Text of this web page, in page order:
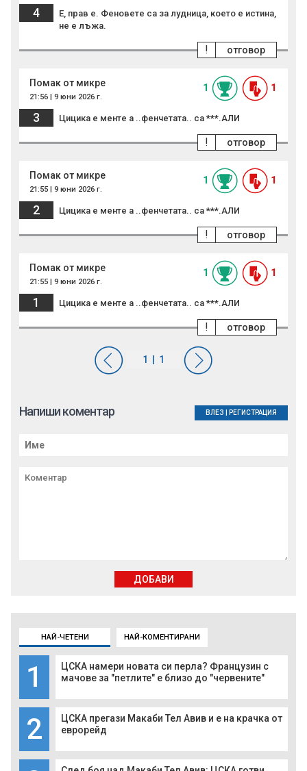
НАЙ-ЧЕТЕНИ НАЙ-КОМЕНТИРАНИ
1
ЦСКА намери новата си перла? Французин с
мачове за "петлите" е близо до "червените"
2
ЦСКА прегази Макаби Тел Авив и е на крачка от
еврорейд
4
Е, прав е. Феновете са за лудница, което е истина,
не е лъжа.
отговор
!
Помак от микре
21:56 | 9 юни 2026 г.
1 1
3 Цицика е менте а ..фенчетата.. са ***.АЛИ
отговор
!
Помак от микре
21:55 | 9 юни 2026 г.
1 1
2 Цицика е менте а ..фенчетата.. са ***.АЛИ
отговор
!
Помак от микре
21:55 | 9 юни 2026 г.
1 1
1 Цицика е менте а ..фенчетата.. са ***.АЛИ
отговор
!
Напиши коментар ВЛЕЗ РЕГИСТРАЦИЯ
ДОБАВИ